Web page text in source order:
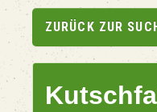
ZURÜCK ZUR